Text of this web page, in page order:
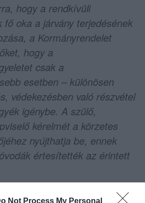
Not Process My Personal
hogy a rendkívüli
fő oka a járvány terjedésének
a Kormányrendelet
hogy a
csak a
esetben – különösen
védekezésben való részvétel
igénybe. A szülő,
kérelmét a körzetes
nyújthatja be, ennek
értesítették az érintett
közleményben.